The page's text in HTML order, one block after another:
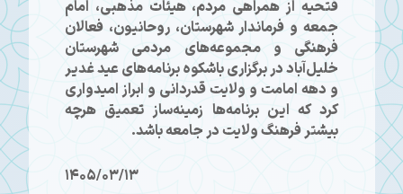
فتحیه از همراهی مردم، هیئات مذهبی، امام
جمعه و فرماندار شهرستان، روحانیون، فعالان
فرهنگی و مجموعه‌های مردمی شهرستان
خلیل‌آباد در برگزاری باشکوه برنامه‌های عید غدیر
و دهه امامت و ولایت قدردانی و ابراز امیدواری
کرد که این برنامه‌ها زمینه‌ساز تعمیق هرچه
بیشتر فرهنگ ولایت در جامعه باشد.
1405/03/13